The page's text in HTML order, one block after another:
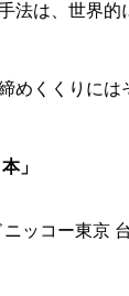
法は、世界的
めくくりに
」
ッコー東京